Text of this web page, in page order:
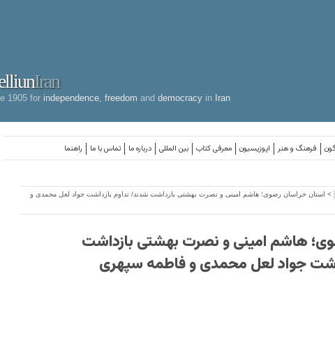
Iran
1905 for independence freedom and democracy in Iran
راهنما تماس با ما درباره ما بین المللی معرفی کتاب اپوزیسیون فرهنگ و هنر
> استان خراسان رضوی؛ هاشم امینی و نصرت بهشتی بازداشت شدند/ تداوم بازداشت جواد لعل محمدی و
هاشم امینی و نصرت بهشتی بازداشت
جواد لعل محمدی و فاطمه سپهری